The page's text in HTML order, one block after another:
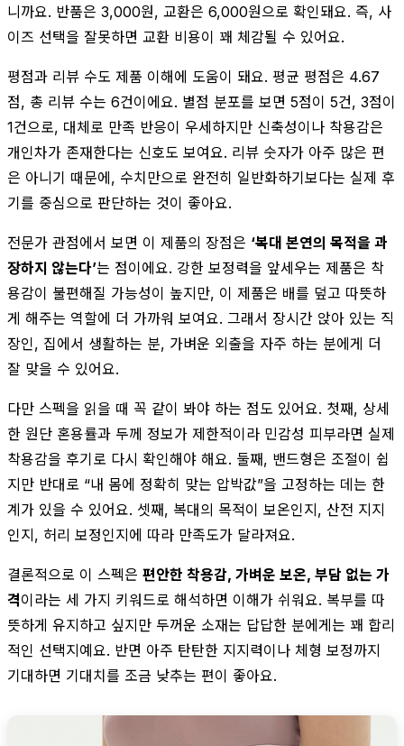
니까요. 반품은 3,000원, 교환은 6,000원으로 확인돼요. 즉, 사
이즈 선택을 잘못하면 교환 비용이 꽤 체감될 수 있어요.
평점과 리뷰 수도 제품 이해에 도움이 돼요. 평균 평점은 4.67
점, 총 리뷰 수는 6건이에요. 별점 분포를 보면 5점이 5건, 3점이
1건으로, 대체로 만족 반응이 우세하지만 신축성이나 착용감은
개인차가 존재한다는 신호도 보여요. 리뷰 숫자가 아주 많은 편
은 아니기 때문에, 수치만으로 완전히 일반화하기보다는 실제 후
기를 중심으로 판단하는 것이 좋아요.
전문가 관점에서 보면 이 제품의 장점은 ‘복대 본연의 목적을 과
장하지 않는다’는 점이에요. 강한 보정력을 앞세우는 제품은 착
용감이 불편해질 가능성이 높지만, 이 제품은 배를 덮고 따뜻하
게 해주는 역할에 더 가까워 보여요. 그래서 장시간 앉아 있는 직
장인, 집에서 생활하는 분, 가벼운 외출을 자주 하는 분에게 더
잘 맞을 수 있어요.
다만 스펙을 읽을 때 꼭 같이 봐야 하는 점도 있어요. 첫째, 상세
한 원단 혼용률과 두께 정보가 제한적이라 민감성 피부라면 실제
착용감을 후기로 다시 확인해야 해요. 둘째, 밴드형은 조절이 쉽
지만 반대로 “내 몸에 정확히 맞는 압박값”을 고정하는 데는 한
계가 있을 수 있어요. 셋째, 복대의 목적이 보온인지, 산전 지지
인지, 허리 보정인지에 따라 만족도가 달라져요.
결론적으로 이 스펙은 편안한 착용감, 가벼운 보온, 부담 없는 가
격이라는 세 가지 키워드로 해석하면 이해가 쉬워요. 복부를 따
뜻하게 유지하고 싶지만 두꺼운 소재는 답답한 분에게는 꽤 합리
적인 선택지예요. 반면 아주 탄탄한 지지력이나 체형 보정까지
기대하면 기대치를 조금 낮추는 편이 좋아요.